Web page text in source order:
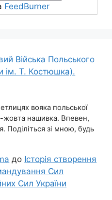
FeedBurner
Війська Польського
ім. Т. Костюшка).
вояка польської
жовта нашивка. Впевен,
Поділіться зі мною, будь
до Історія створення
Сил
Сил України